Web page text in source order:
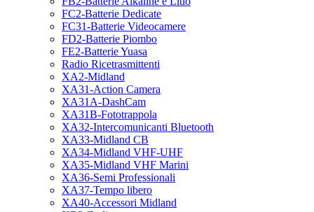
FC2-Batterie Dedicate
FC31-Batterie Videocamere
FD2-Batterie Piombo
FE2-Batterie Yuasa
Radio Ricetrasmittenti
XA2-Midland
XA31-Action Camera
XA31A-DashCam
XA31B-Fototrappola
XA32-Intercomunicanti Bluetooth
XA33-Midland CB
XA34-Midland VHF-UHF
XA35-Midland VHF Marini
XA36-Semi Professionali
XA37-Tempo libero
XA40-Accessori Midland